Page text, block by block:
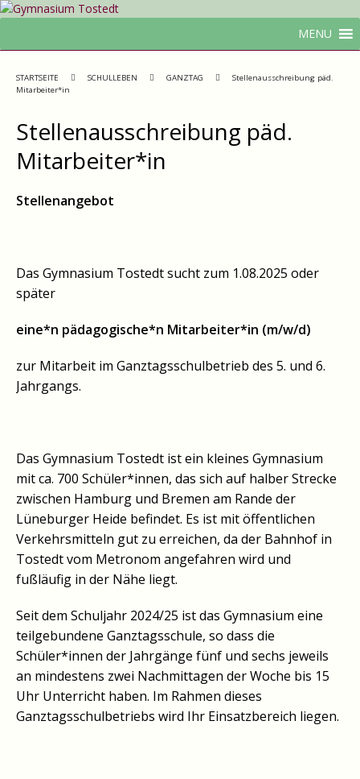
MENU
STARTSEITE SCHULLEBEN GANZTAG
Stellenausschreibung päd.
Mitarbeiter*in
Stellenausschreibung päd.
Mitarbeiter*in
Stellenangebot
Das Gymnasium Tostedt sucht zum 1.08.2025 oder
später
eine*n pädagogische*n Mitarbeiter*in (m/w/d)
zur Mitarbeit im Ganztagsschulbetrieb des 5. und 6.
Jahrgangs.
Das Gymnasium Tostedt ist ein kleines Gymnasium
mit ca. 700 Schüler*innen, das sich auf halber Strecke
zwischen Hamburg und Bremen am Rande der
Lüneburger Heide befindet. Es ist mit öffentlichen
Verkehrsmitteln gut zu erreichen, da der Bahnhof in
Tostedt vom Metronom angefahren wird und
fußläufig in der Nähe liegt.
Seit dem Schuljahr 2024/25 ist das Gymnasium eine
teilgebundene Ganztagsschule, so dass die
Schüler*innen der Jahrgänge fünf und sechs jeweils
an mindestens zwei Nachmittagen der Woche bis 15
Uhr Unterricht haben. Im Rahmen dieses
Ganztagsschulbetriebs wird Ihr Einsatzbereich liegen.